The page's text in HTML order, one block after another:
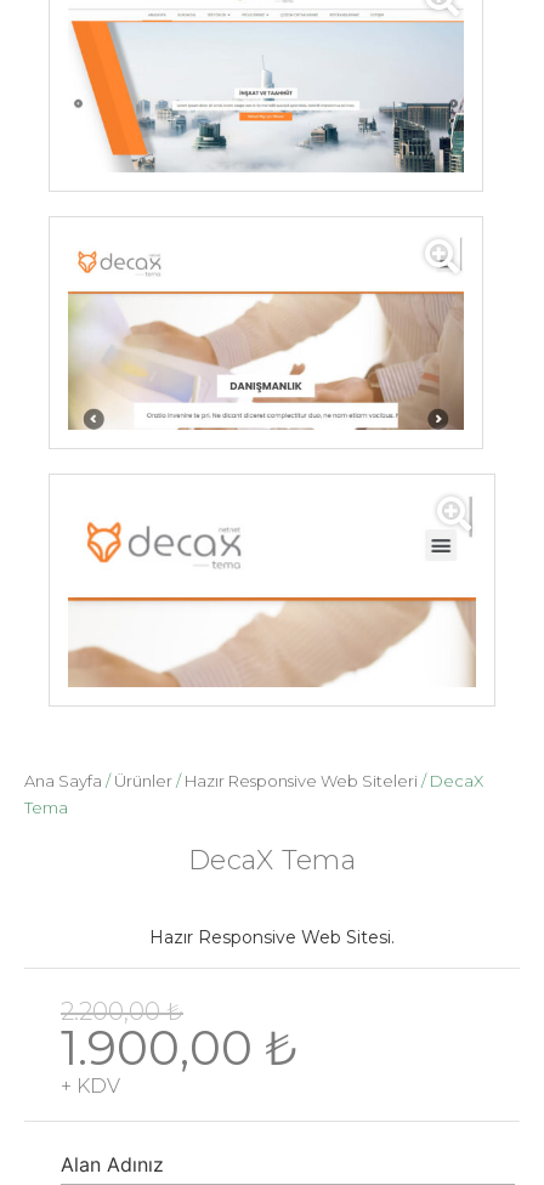
Ana Sayfa /Ürünler/Hazır Responsive Web Siteleri / DecaX
Tema
DecaX Tema
Hazır Responsive Web Sitesi.
2.200,00₺
1.900,00 ₺
+ KDV
Alan Adınız